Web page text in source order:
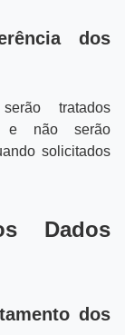
dos
tratados
e não serão
solicitados
Dados
dos